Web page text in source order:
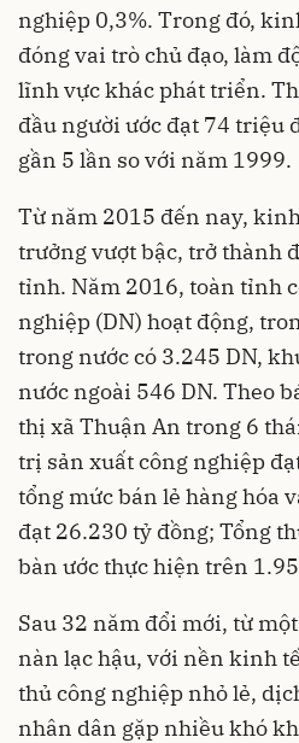
nghiệp 0,3%. Trong đó,
đóng vai trò chủ đạo, làm
lĩnh vực khác phát triển.
đầu người ước đạt 74 triệu
gần 5 lần so với năm 1999.
Từ năm 2015 đến nay,
trưởng vượt bậc, trở thành
tỉnh. Năm 2016, toàn tỉnh
nghiệp (DN) hoạt động,
trong nước có 3.245 DN,
nước ngoài 546 DN. Theo
thị xã Thuận An trong 6
trị sản xuất công nghiệp
tổng mức bán lẻ hàng hóa
đạt 26.230 tỷ đồng; Tổng
bàn ước thực hiện trên
Sau 32 năm đổi mới, từ
nàn lạc hậu, với nền kinh
thủ công nghiệp nhỏ lẻ,
nhân dân gặp nhiều khó